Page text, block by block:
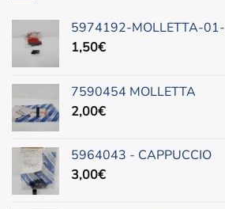
5974192-MOLLETTA-
1,50€
7590454 MOLLETTA
2,00€
5964043 - CAPPUCCIO
3,00€